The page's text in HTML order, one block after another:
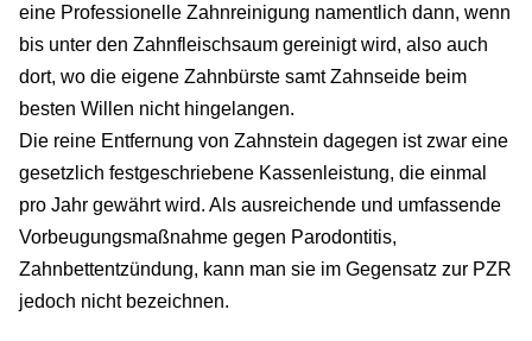
eine Professionelle Zahnreinigung namentlich dann, wenn
bis unter den Zahnfleischsaum gereinigt wird, also auch
dort, wo die eigene Zahnbürste samt Zahnseide beim
besten Willen nicht hingelangen.
Die reine Entfernung von Zahnstein dagegen ist zwar eine
gesetzlich festgeschriebene Kassenleistung, die einmal
pro Jahr gewährt wird. Als ausreichende und umfassende
Vorbeugungsmaßnahme gegen Parodontitis,
Zahnbettentzündung, kann man sie im Gegensatz zur PZR
jedoch nicht bezeichnen.